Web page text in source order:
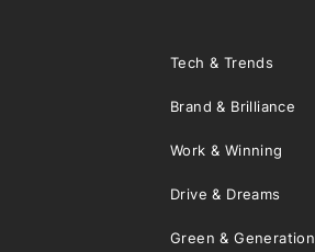
Tech & Trends
Brand & Brilliance
Work & Winning
Drive & Dreams
Green & Generation